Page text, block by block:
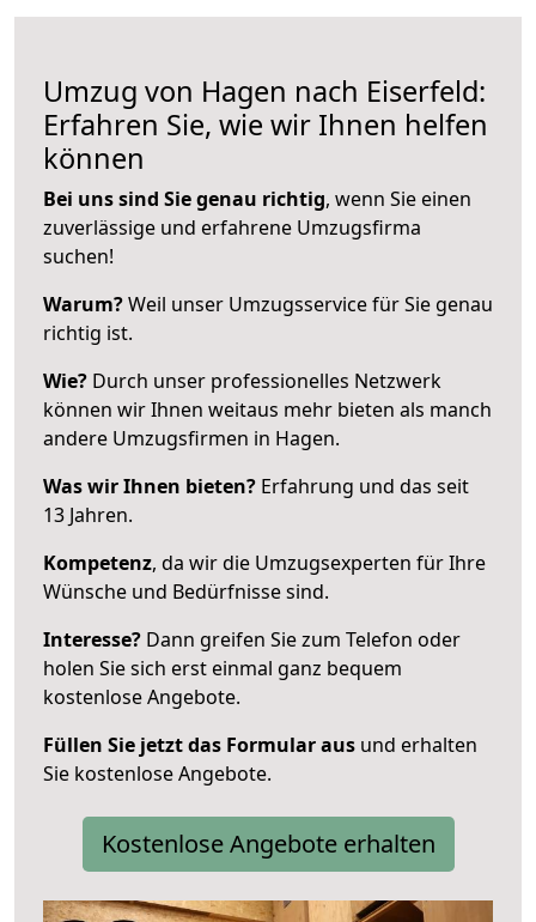
Umzug von Hagen nach Eiserfeld:
Erfahren Sie, wie wir Ihnen helfen
können
Bei uns sind Sie genau richtig, wenn Sie einen
zuverlässige und erfahrene Umzugsfirma
suchen!
Warum?Weil unser Umzugsservice für Sie genau
richtig ist.
Wie? Durch unser professionelles Netzwerk
können wir Ihnen weitaus mehr bieten als manch
andere Umzugsfirmen in Hagen.
Was wir Ihnen bieten? Erfahrung und das seit
13 Jahren.
Kompetenz, da wir die Umzugsexperten für Ihre
Wünsche und Bedürfnisse sind.
Interesse? Dann greifen Sie zum Telefon oder
holen Sie sich erst einmal ganz bequem
kostenlose Angebote.
Füllen Sie jetzt das Formular aus und erhalten
Sie kostenlose Angebote.
Kostenlose Angebote erhalten